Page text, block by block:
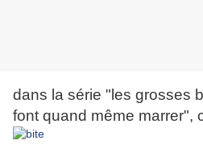
dans la série "les grosses
font quand même marrer",